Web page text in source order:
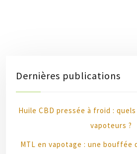
Dernières publications
Huile CBD pressée à froid :
vapoteurs ?
MTL en vapotage : une bouffée